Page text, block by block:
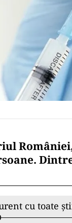
cu toate